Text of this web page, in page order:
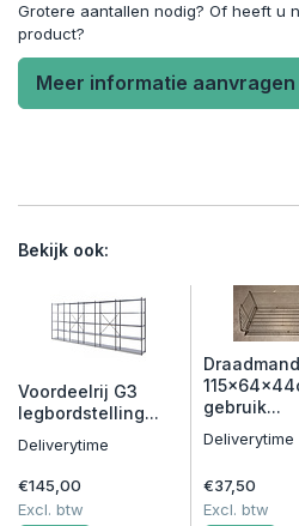
Grotere aantallen nodig? Of heeft u
product?
Meer informatie aanvragen
Bekijk ook:
Voordeelrij G3
legbordstelling...
Deliverytime
€145,00
Excl. btw
Draadmand
gebruik...
Deliverytime
€37,50
Excl. btw